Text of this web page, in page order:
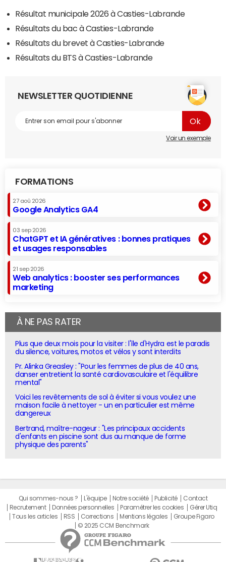
Résultat municipale 2026 à Casties-Labrande
Résultats du bac à Casties-Labrande
Résultats du brevet à Casties-Labrande
Résultats du BTS à Casties-Labrande
NEWSLETTER QUOTIDIENNE
Voir un exemple
FORMATIONS
27 aoû 2026
Google Analytics GA4
03 sep 2026
ChatGPT et IA génératives : bonnes pratiques
et usages responsables
21 sep 2026
Web analytics : booster ses performances
marketing
À NE PAS RATER
Plus que deux mois pour la visiter : l'île d'Hydra est le paradis
du silence, voitures, motos et vélos y sont interdits
Pr. Alinka Greasley : "Pour les femmes de plus de 40 ans,
danser entretient la santé cardiovasculaire et l'équilibre
mental"
Voici les revêtements de sol à éviter si vous voulez une
maison facile à nettoyer - un en particulier est même
dangereux
Bertrand, maître-nageur : "Les principaux accidents
d'enfants en piscine sont dus au manque de forme
physique des parents"
Qui sommes-nous ? L'équipe Notre société Publicité
Contact
Recrutement
Données personnelles Paramétrer les cookies
Gérer Utiq
Tous les articles
RSS Corrections Mentions légales
Groupe Figaro
© 2025 CCM Benchmark